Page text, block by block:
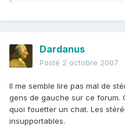
Dardanus
Posté 2 octobre 2007
Il me semble lire pas mal de
gens de gauche sur ce forum.
quoi fouetter un chat. Les
insupportables.